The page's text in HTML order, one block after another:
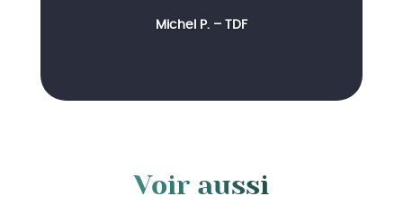
Michel P. – TDF
Voir aussi